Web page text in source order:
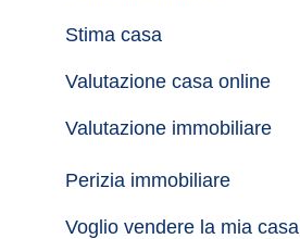
Stima casa
Valutazione casa online
Valutazione immobiliare
Perizia immobiliare
Voglio vendere la mia casa